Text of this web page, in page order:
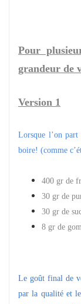
Pour
grandeur de
Version 1
Lorsque l’on
boire! (comme
400 gr de
30 gr de
30 gr de
8 gr de
Le goût final de
par la qualité et